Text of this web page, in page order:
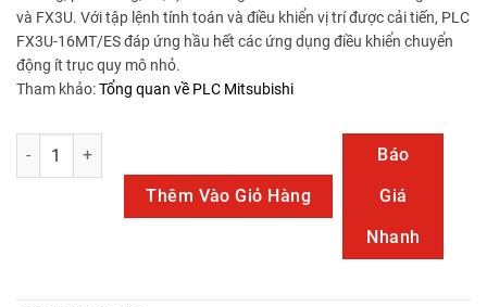
và FX3U. Với tập lệnh tính toán và điều khiển vị trí được cải tiến, PLC
FX3U-16MT/ES đáp ứng hầu hết các ứng dụng điều khiển chuyển
động ít trục quy mô nhỏ.
Tham khảo:Tổng quan về PLC Mitsubishi
FX3U-16MT/ES số lượng
Thêm Vào Giỏ Hàng
Báo
Giá
Nhanh